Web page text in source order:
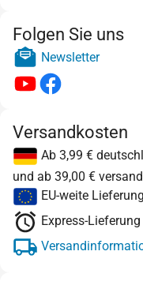
Folgen Sie uns
Newsletter
Versandkosten
Ab 3,99 €
und ab 39,00 €
EU-weite
Express-